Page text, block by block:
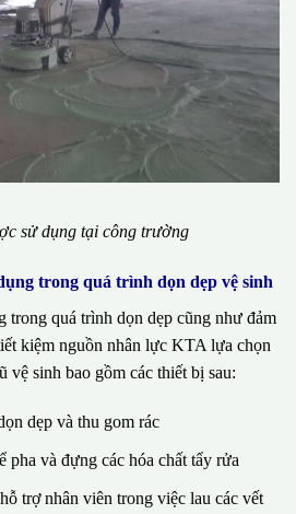
sử dụng tại công trường
trong quá trình dọn dẹp vệ sinh
trong quá trình dọn dẹp cũng như đảm
kiệm nguồn nhân lực KTA lựa chọn
vệ sinh bao gồm các thiết bị sau:
dẹp và thu gom rác
pha và đựng các hóa chất tẩy rửa
trợ nhân viên trong việc lau các vết